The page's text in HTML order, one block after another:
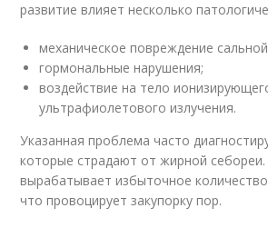
развитие влияет несколько
механическое повреждение
гормональные нарушения;
воздействие на тело
ультрафиолетового излучения.
Указанная проблема часто
которые страдают от жирной
вырабатывает избыточное
что провоцирует закупорку пор.